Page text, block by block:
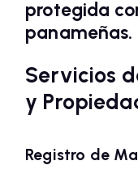
protegida
panameñas.
Servicios
y
Registro de